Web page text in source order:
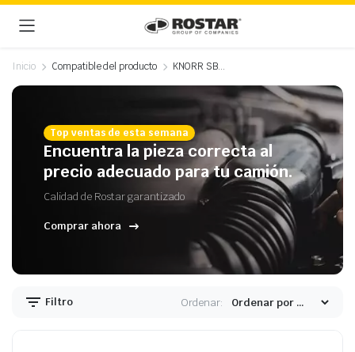
Inicio Compatible del producto KNORR SB…
Top ventas de esta semana
Encuentra la pieza correcta al
precio adecuado para tu camión.
Calidad de Rostar garantizado
Comprar ahora
Filtro Ordenar: